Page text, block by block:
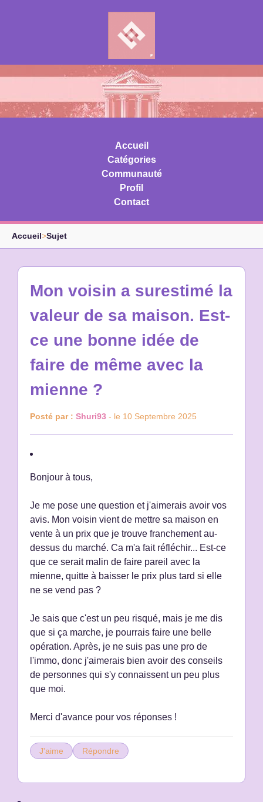
Accueil
Catégories
Communauté
Profil
Contact
Accueil>Sujet
Mon voisin a surestimé la
valeur de sa maison. Est-
ce une bonne idée de
faire de même avec la
mienne ?
Posté par : Shuri93 - le 10 Septembre 2025
Bonjour à tous,
Je me pose une question et j'aimerais avoir vos
avis. Mon voisin vient de mettre sa maison en
vente à un prix que je trouve franchement au-
dessus du marché. Ca m'a fait réfléchir... Est-ce
que ce serait malin de faire pareil avec la
mienne, quitte à baisser le prix plus tard si elle
ne se vend pas ?
Je sais que c'est un peu risqué, mais je me dis
que si ça marche, je pourrais faire une belle
opération. Après, je ne suis pas une pro de
l'immo, donc j'aimerais bien avoir des conseils
de personnes qui s'y connaissent un peu plus
que moi.
Merci d'avance pour vos réponses !
J'aime Répondre